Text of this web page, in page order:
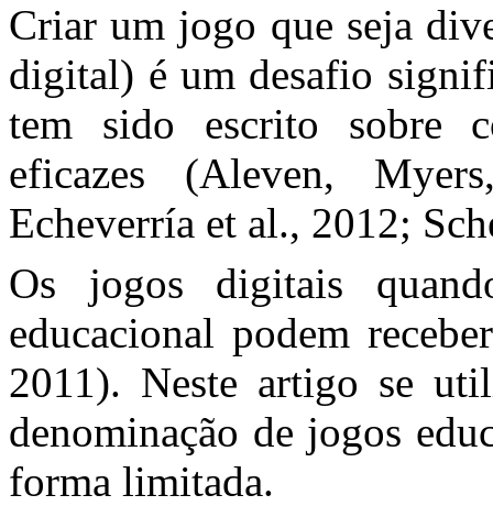
Criar um jogo que seja
digital) é um desafio
tem sido escrito sobre
eficazes (Aleven,
Echeverría et al., 2012;
Os jogos digitais
educacional podem
2011). Neste artigo se
denominação de jogos
forma limitada.